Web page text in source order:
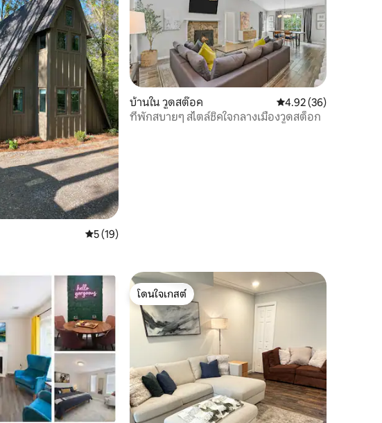
คะแนนเฉลี่ย 5 จาก 5, 19 รีวิว
5 (19)
บ้านใน วูดสต๊อค คะแนนเฉลี่ย 4.92 จาก
4.92 (36)
ที่พักสบายๆ สไตล์ชิคใจกลางเมืองวูดสต็อก
โดนใจเกสต์
โดนใจเกสต์